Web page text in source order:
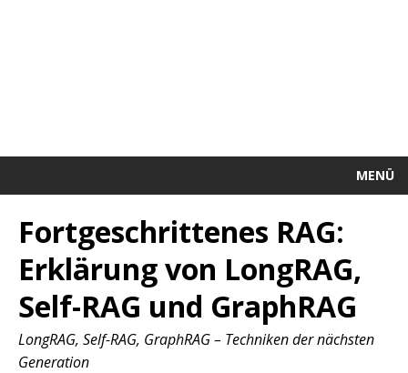
MENÜ
Fortgeschrittenes RAG:
Erklärung von LongRAG,
Self-RAG und GraphRAG
LongRAG, Self-RAG, GraphRAG – Techniken der nächsten
Generation